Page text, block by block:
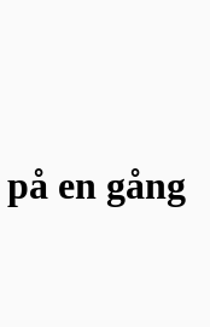
på en gång